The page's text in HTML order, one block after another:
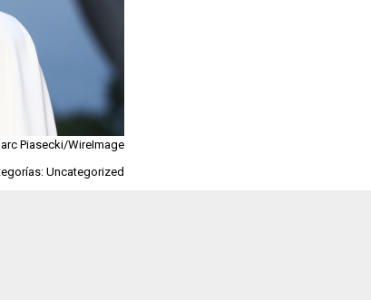
Piasecki/WireImage
Uncategorized